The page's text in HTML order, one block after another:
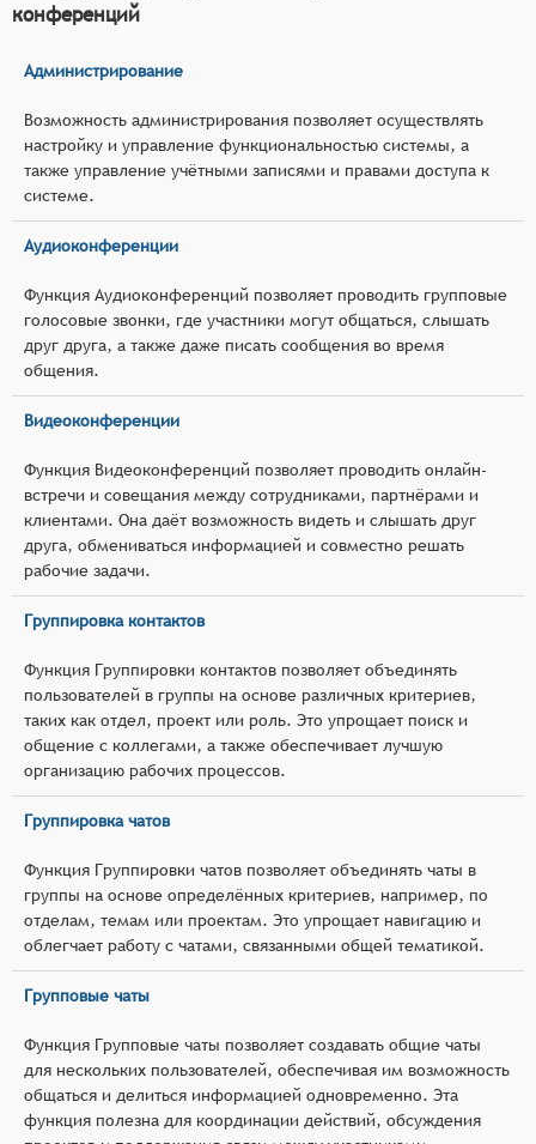
конференций
Администрирование
Возможность администрирования позволяет осуществлять
настройку и управление функциональностью системы, а
также управление учётными записями и правами доступа к
системе.
Аудиоконференции
Функция Аудиоконференций позволяет проводить групповые
голосовые звонки, где участники могут общаться, слышать
друг друга, а также даже писать сообщения во время
общения.
Видеоконференции
Функция Видеоконференций позволяет проводить онлайн-
встречи и совещания между сотрудниками, партнёрами и
клиентами. Она даёт возможность видеть и слышать друг
друга, обмениваться информацией и совместно решать
рабочие задачи.
Группировка контактов
Функция Группировки контактов позволяет объединять
пользователей в группы на основе различных критериев,
таких как отдел, проект или роль. Это упрощает поиск и
общение с коллегами, а также обеспечивает лучшую
организацию рабочих процессов.
Группировка чатов
Функция Группировки чатов позволяет объединять чаты в
группы на основе определённых критериев, например, по
отделам, темам или проектам. Это упрощает навигацию и
облегчает работу с чатами, связанными общей тематикой.
Групповые чаты
Функция Групповые чаты позволяет создавать общие чаты
для нескольких пользователей, обеспечивая им возможность
общаться и делиться информацией одновременно. Эта
функция полезна для координации действий, обсуждения